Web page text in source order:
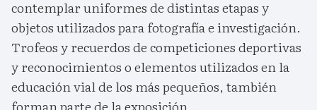
contemplar uniformes de distintas etapas y
objetos utilizados para fotografía e investigación.
Trofeos y recuerdos de competiciones deportivas
y reconocimientos o elementos utilizados en la
educación vial de los más pequeños, también